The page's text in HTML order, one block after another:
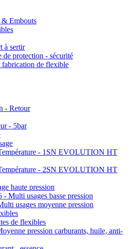
Embouts
à sertir
de protection - sécurité
de flexible
- Retour
- 5bar
- 1SN EVOLUTION HT
- 2SN EVOLUTION HT
haute pression
Multi usages basse pression
usages moyenne pression
de flexibles
pression carburants, huile, anti-